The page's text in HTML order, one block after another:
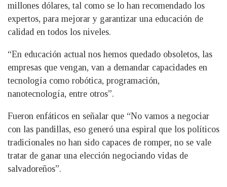
millones dólares, tal como se lo han recomendado los
expertos, para mejorar y garantizar una educación de
calidad en todos los niveles.
“En educación actual nos hemos quedado obsoletos, las
empresas que vengan, van a demandar capacidades en
tecnología como robótica, programación,
nanotecnología, entre otros”.
Fueron enfáticos en señalar que “No vamos a negociar
con las pandillas, eso generó una espiral que los políticos
tradicionales no han sido capaces de romper, no se vale
tratar de ganar una elección negociando vidas de
salvadoreños”.